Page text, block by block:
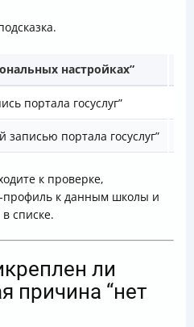
настройках”
портала госуслуг”
записью портала госуслуг”
к проверке,
-профиль к данным школы и
списке.
ли
причина “нет